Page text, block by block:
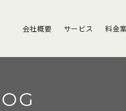
会社概要 サービス 料金